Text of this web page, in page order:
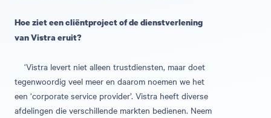
Hoe ziet een cliëntproject of de dienstverlening
van Vistra eruit?
‘Vistra levert niet alleen trustdiensten, maar doet
tegenwoordig veel meer en daarom noemen we het
een ‘corporate service provider’. Vistra heeft diverse
afdelingen die verschillende markten bedienen. Neem